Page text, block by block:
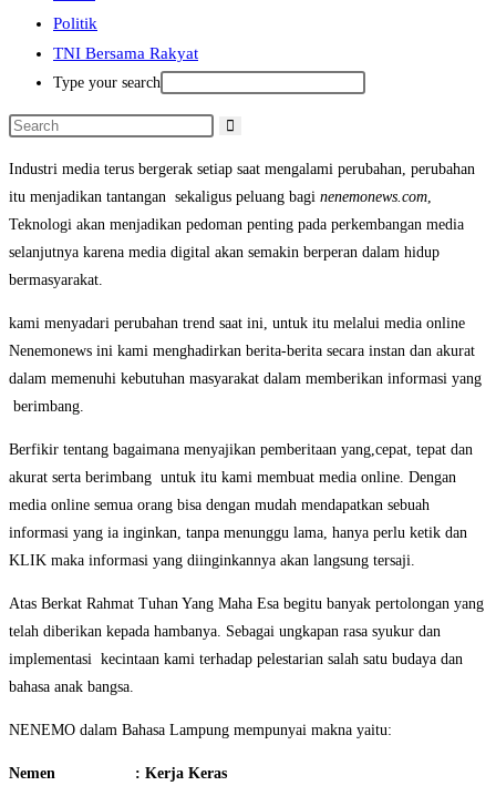
Politik
TNI Bersama Rakyat
Type your search
Industri media terus bergerak setiap saat mengalami perubahan, perubahan
itu menjadikan tantangan sekaligus peluang bagi nenemonews.com,
Teknologi akan menjadikan pedoman penting pada perkembangan media
selanjutnya karena media digital akan semakin berperan dalam hidup
bermasyarakat.
kami menyadari perubahan trend saat ini, untuk itu melalui media online
Nenemonews ini kami menghadirkan berita-berita secara instan dan akurat
dalam memenuhi kebutuhan masyarakat dalam memberikan informasi yang
berimbang.
Berfikir tentang bagaimana menyajikan pemberitaan yang,cepat, tepat dan
akurat serta berimbang untuk itu kami membuat media online. Dengan
media online semua orang bisa dengan mudah mendapatkan sebuah
informasi yang ia inginkan, tanpa menunggu lama, hanya perlu ketik dan
KLIK maka informasi yang diinginkannya akan langsung tersaji.
Atas Berkat Rahmat Tuhan Yang Maha Esa begitu banyak pertolongan yang
telah diberikan kepada hambanya. Sebagai ungkapan rasa syukur dan
implementasi kecintaan kami terhadap pelestarian salah satu budaya dan
bahasa anak bangsa.
NENEMO dalam Bahasa Lampung mempunyai makna yaitu:
Nemen : Kerja Keras